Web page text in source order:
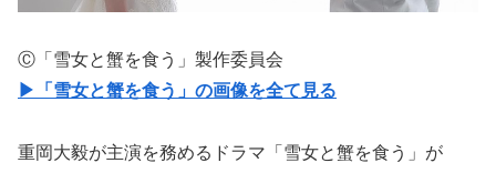
Ⓒ「雪女と蟹を食う」製作委員会
▶「雪女と蟹を食う」の画像を全て見る
重岡大毅が主演を務めるドラマ「雪女と蟹を食う」が